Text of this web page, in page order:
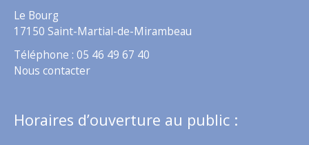
Le Bourg
17150 Saint-Martial-de-Mirambeau
Téléphone : 05 46 49 67 40
Nous contacter
Horaires d’ouverture au public :